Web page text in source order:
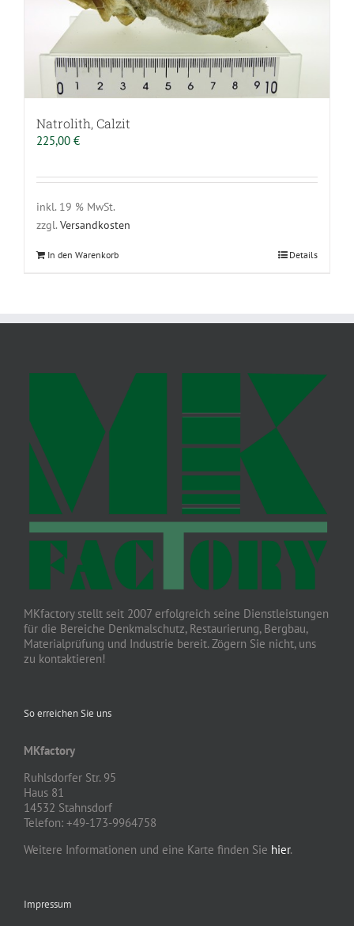
Natrolith, Calzit
225,00 €
inkl. 19 % MwSt.
zzgl. Versandkosten
In den Warenkorb Details
MKfactory stellt seit 2007 erfolgreich seine Dienstleistungen
für die Bereiche Denkmalschutz, Restaurierung, Bergbau,
Materialprüfung und Industrie bereit. Zögern Sie nicht, uns
zu kontaktieren!
So erreichen Sie uns
MKfactory
Ruhlsdorfer Str. 95
Haus 81
14532 Stahnsdorf
Telefon: +49-173-9964758
Weitere Informationen und eine Karte finden Sie hier.
Impressum